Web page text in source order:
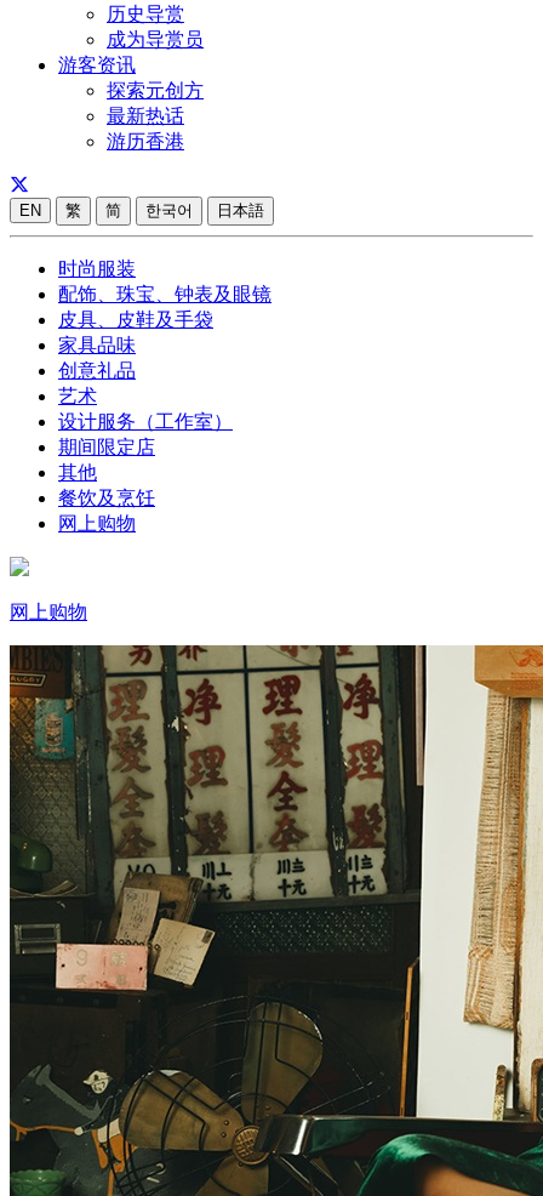
历史导赏
成为导赏员
游客资讯
探索元创方
最新热话
游历香港
EN 繁 简 한국어 日本語
时尚服装
配饰、珠宝、钟表及眼镜
皮具、皮鞋及手袋
家具品味
创意礼品
艺术
设计服务（工作室）
期间限定店
其他
餐饮及烹饪
网上购物
网上购物